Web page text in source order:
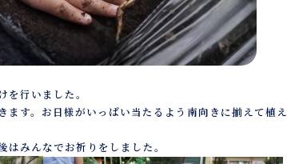
行いました。
ます。お日様がいっぱい当たるよう南向きに揃えて植え
みんなでお祈りをしました。